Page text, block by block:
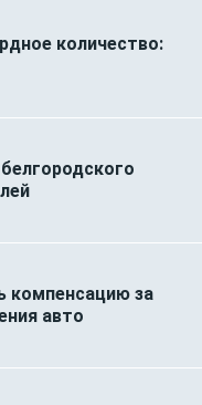
количество:
компенсацию за
авто